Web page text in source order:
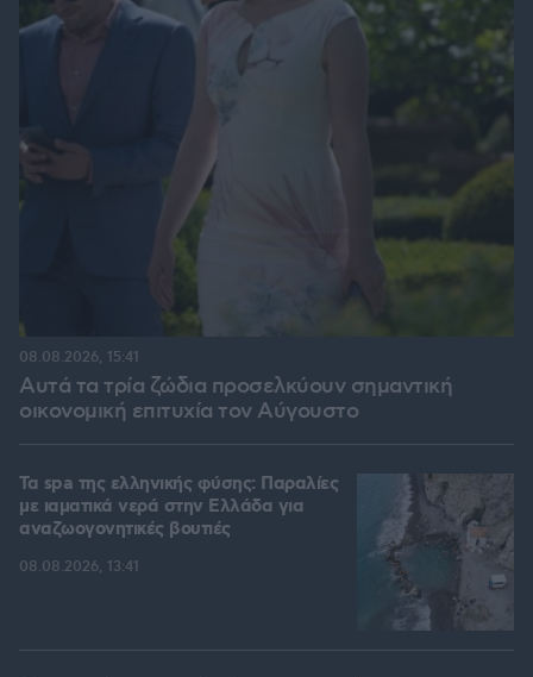
Αυτά τα τρία ζώδια προσελκύουν σημαντική
οικονομική επιτυχία τον Αύγουστο
08.08.2026, 15:41
Τα spa της ελληνικής φύσης: Παραλίες
με ιαματικά νερά στην Ελλάδα για
αναζωογονητικές βουτιές
08.08.2026, 13:41